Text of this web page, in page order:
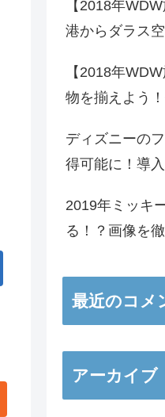
【2018年
港からダラス
【2018年
物を揃えよう
ディズニーの
得可能に！導
2019年ミッキ
る！？画像を
最近のコメ
アーカイブ